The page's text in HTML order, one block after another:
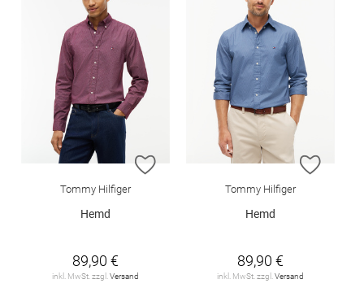
ZUR WUNSCHLISTE HINZUFÜGEN
Tommy Hilfiger
Hemd
89,90 €
inkl. MwSt. zzgl. Versand
ZUR
Tommy Hilfiger
Hemd
89,90 €
inkl. MwSt. zzgl. Versand